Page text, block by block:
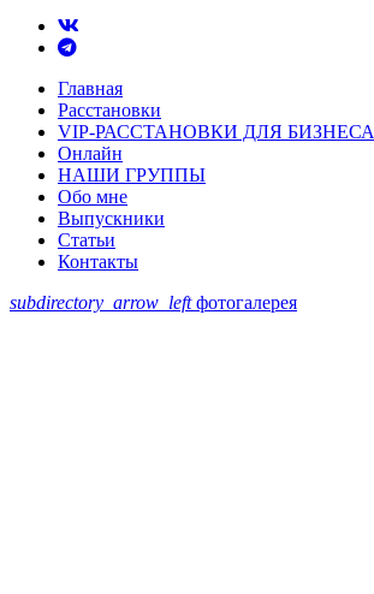
Главная
Расстановки
VIP-РАССТАНОВКИ ДЛЯ БИЗНЕСА
Онлайн
НАШИ ГРУППЫ
Обо мне
Выпускники
Статьи
Контакты
subdirectory_arrow_leftфотогалерея